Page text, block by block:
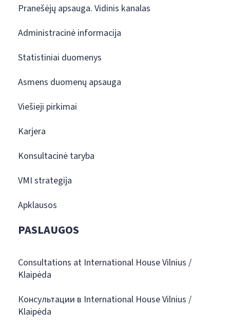
Pranešėjų apsauga. Vidinis kanalas
Administracinė informacija
Statistiniai duomenys
Asmens duomenų apsauga
Viešieji pirkimai
Karjera
Konsultacinė taryba
VMI strategija
Apklausos
PASLAUGOS
Consultations at International House Vilnius /
Klaipėda
Консультации в International House Vilnius /
Klaipėda